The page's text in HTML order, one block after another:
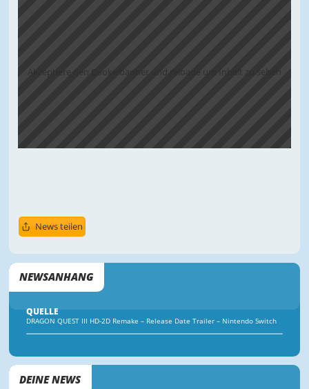
Akzeptiere den Cookiebanner und reloade um Inhalt zu sehen
News teilen
NEWSANHANG
QUELLE
DRAGON QUEST III HD-2D Remake – Release Date Trailer – Nintendo Switch
DEINE NEWS